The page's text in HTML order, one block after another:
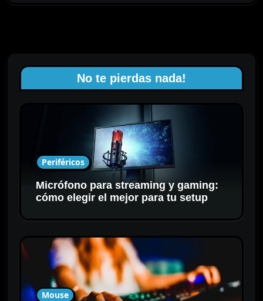
No te pierdas nada!
Periféricos
Micrófono para streaming y gaming:
cómo elegir el mejor para tu setup
Mouse